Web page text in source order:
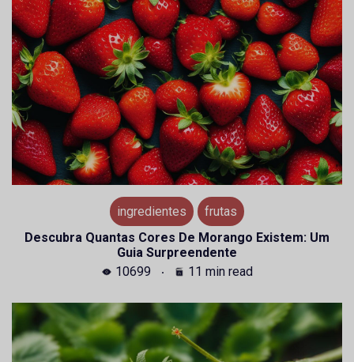
ingredientes
frutas
Descubra Quantas Cores De Morango Existem: Um
Guia Surpreendente
10699
11 min read